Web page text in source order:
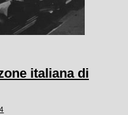
italiana di